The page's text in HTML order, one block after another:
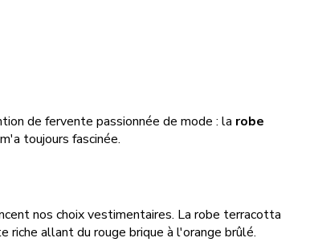
de fervente passionnée de mode : la robe
toujours fascinée.
nos choix vestimentaires. La robe terracotta
allant du rouge brique à l'orange brûlé.